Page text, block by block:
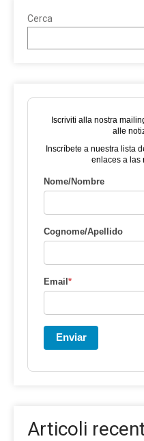
Cerca
Iscriviti alla nostra
alle
Inscríbete a nuestra lista
enlaces a las
Nome/Nombre
Cognome/Apellido
Email*
Enviar
Articoli